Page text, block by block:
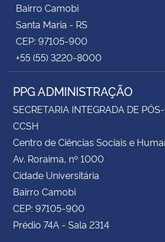
Bairro Camobi
Santa Maria - RS
CEP: 97105-900
+55 (55) 3220-8000
PPG ADMINISTRAÇÃO
SECRETARIA INTEGRADA DE
CCSH
Centro de Ciências Sociais e
Av. Roraima, nº 1000
Cidade Universitária
Bairro Camobi
CEP: 97105-900
Prédio 74A - Sala 2314